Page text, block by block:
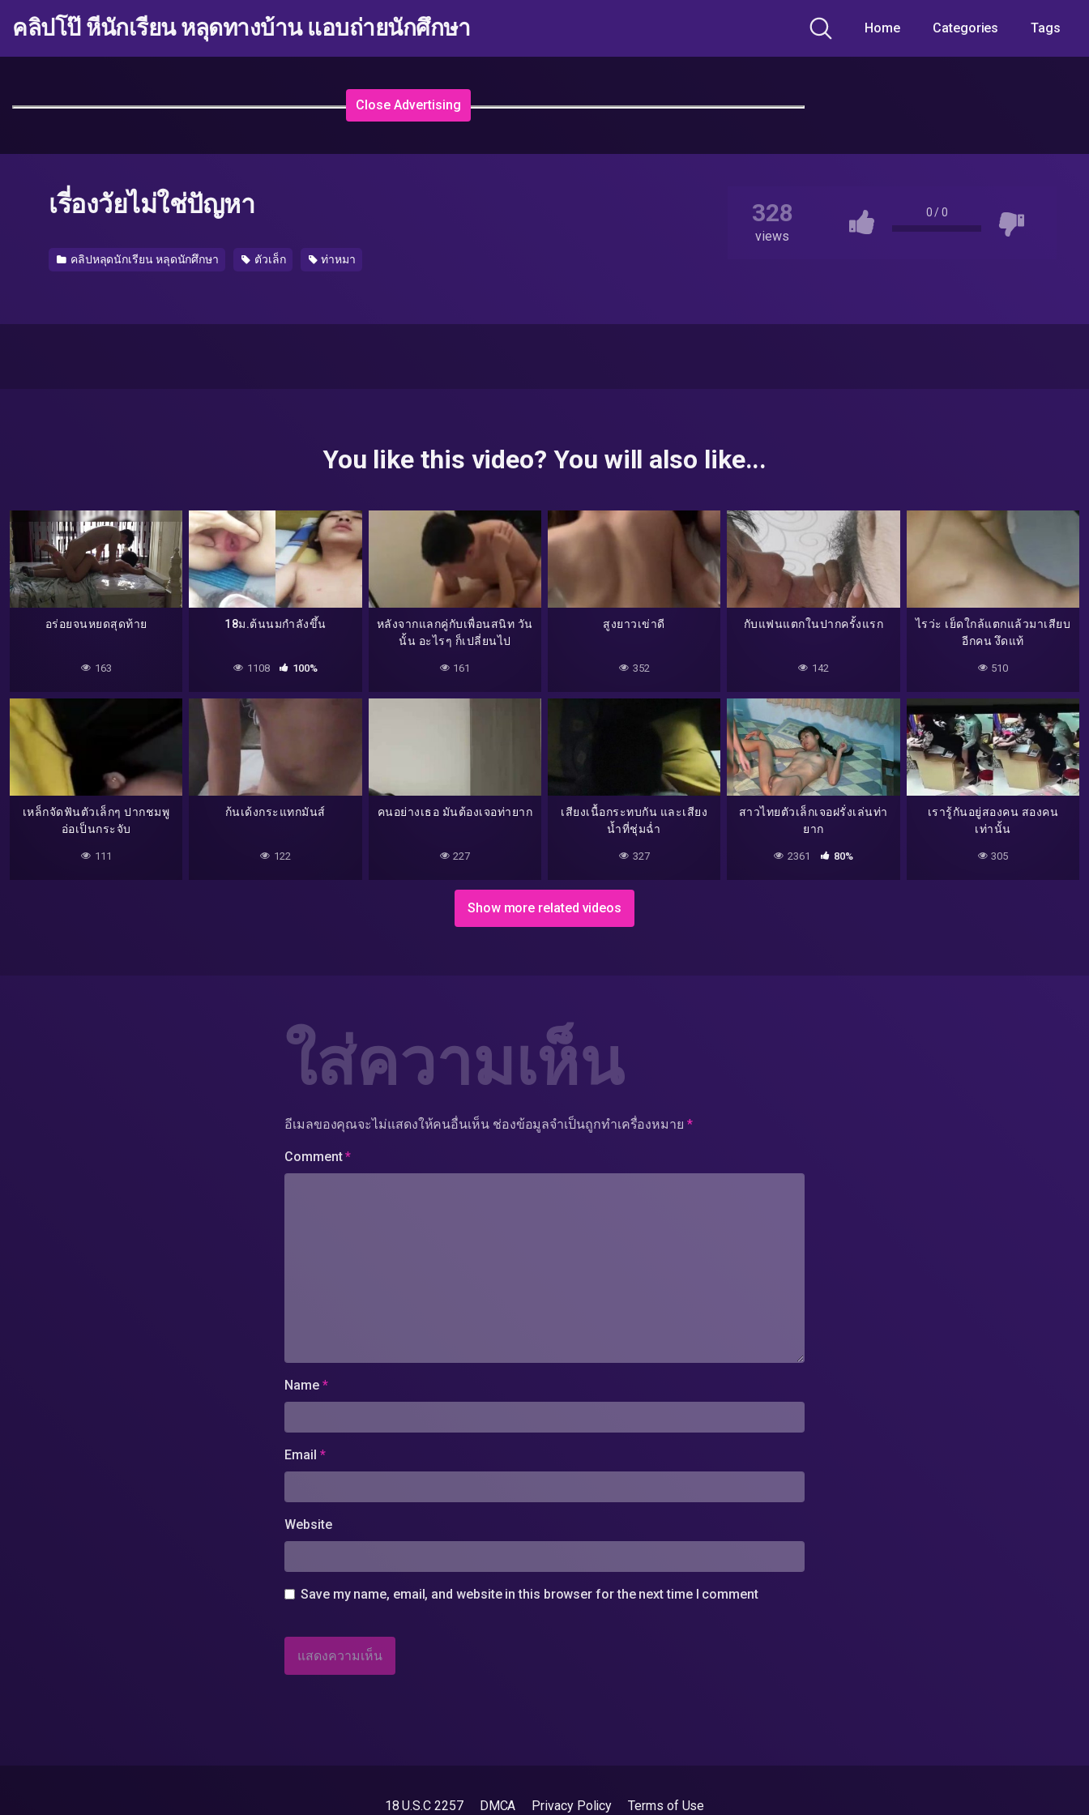
คลิปโป๊ หีนักเรียน หลุดทางบ้าน แอบถ่ายนักศึกษา Home Categories Tags
Close Advertising
เรี่องวัยไม่ใช่ปัญหา
คลิปหลุดนักเรียน หลุดนักศึกษา ตัวเล็ก ท่าหมา
328
views
0/0
You like this video? You will also like...
อร่อยจนหยดสุดท้าย
163
18ม.ต้นนมกำลังขึ้น
1108 100%
หลังจากแลกคู่กับเพื่อนสนิท วัน
นั้น อะไรๆ ก็เปลี่ยนไป
161
สูงยาวเข่าดี
352
กับแฟนแตกในปากครั้งแรก
142
ไรว่ะ เย็ดใกล้แตกแล้วมาเสียบ
อีกคน งึดแท้
510
เหล็กจัดฟันตัวเล็กๆ ปากชมพู
อ่อเป็นกระจับ
111
ก้นเด้งกระแทกมันส์
122
คนอย่างเธอ มันต้องเจอท่ายาก
227
เสียงเนื้อกระทบกัน และเสียง
น้ำที่ชุ่มฉ่ำ
327
สาวไทยตัวเล็กเจอฝรั่งเล่นท่า
ยาก
2361 80%
เรารู้กันอยู่สองคน สองคน
เท่านั้น
305
Show more related videos
ใส่ความเห็น
อีเมลของคุณจะไม่แสดงให้คนอื่นเห็น ช่องข้อมูลจำเป็นถูกทำเครื่องหมาย *
Comment*
Name *
Email *
Website
Save my name, email, and website in this browser for the next time I comment
18 U.S.C 2257 DMCA Privacy Policy Terms of Use